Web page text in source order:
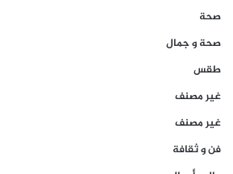
صحة
صحة و جمال
طقس
غير مصنف
غير مصنف
فن و ثقافة